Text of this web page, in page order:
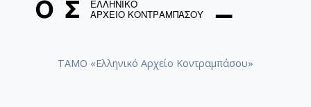
ΤΑΜΟ «Ελληνικό Αρχείο Κοντραμπάσου»